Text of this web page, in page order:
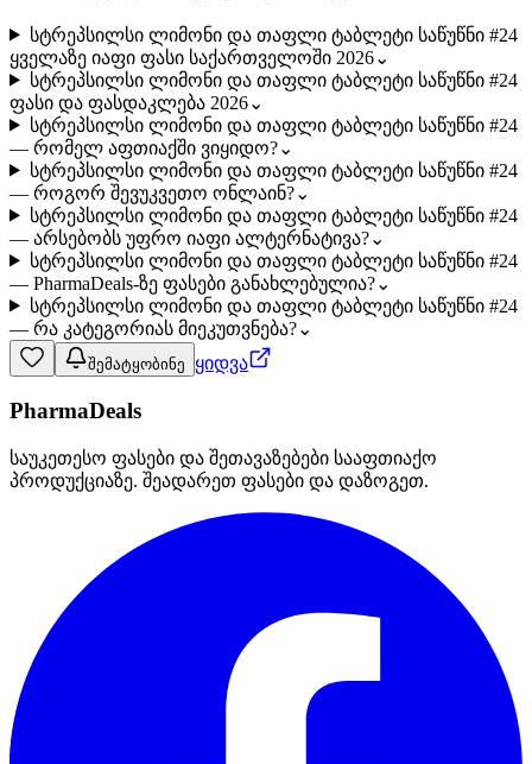
სტრეპსილსი ლიმონი და თაფლი ტაბლეტი საწუწნი #24
ყველაზე იაფი ფასი საქართველოში 2026⌄
სტრეპსილსი ლიმონი და თაფლი ტაბლეტი საწუწნი #24
ფასი და ფასდაკლება 2026⌄
სტრეპსილსი ლიმონი და თაფლი ტაბლეტი საწუწნი #24
— რომელ აფთიაქში ვიყიდო?⌄
სტრეპსილსი ლიმონი და თაფლი ტაბლეტი საწუწნი #24
— როგორ შევუკვეთო ონლაინ?⌄
სტრეპსილსი ლიმონი და თაფლი ტაბლეტი საწუწნი #24
— არსებობს უფრო იაფი ალტერნატივა?⌄
სტრეპსილსი ლიმონი და თაფლი ტაბლეტი საწუწნი #24
— PharmaDeals-ზე ფასები განახლებულია?⌄
სტრეპსილსი ლიმონი და თაფლი ტაბლეტი საწუწნი #24
— რა კატეგორიას მიეკუთვნება?⌄
შემატყობინე ყიდვა
PharmaDeals
საუკეთესო ფასები და შეთავაზებები სააფთიაქო
პროდუქციაზე. შეადარეთ ფასები და დაზოგეთ.